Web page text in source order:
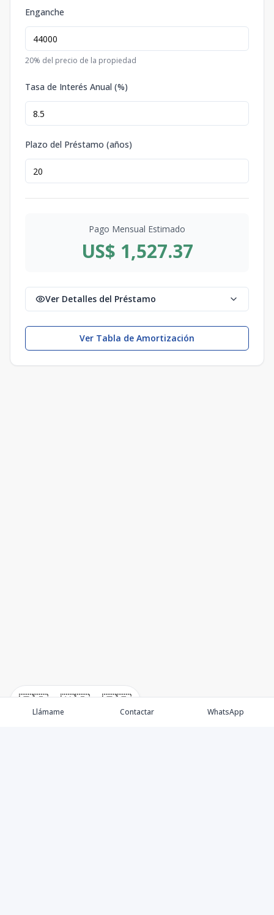
🇪🇸 🇺🇸 🇫🇷
Enganche
20% del precio de la propiedad
Tasa de Interés Anual (%)
Plazo del Préstamo (años)
Pago Mensual Estimado
US$ 1,527.37
Ver Detalles del Préstamo
Ver Tabla de Amortización
Llámame Contactar WhatsApp